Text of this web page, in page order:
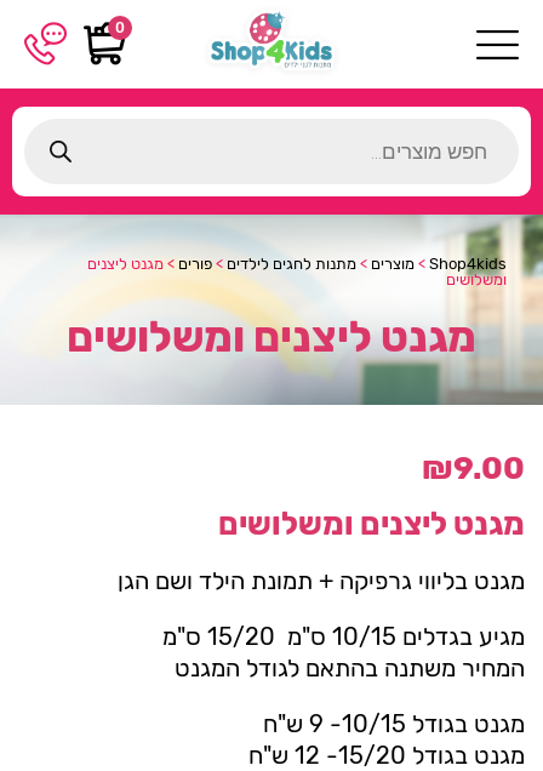
0
search
Shop4kids
> מוצרים > מתנות לחגים לילדים > פורים > מגנט ליצנים
ומשלושים
מגנט ליצנים ומשלושים
₪9.00
מגנט ליצנים ומשלושים
מגנט בליווי גרפיקה + תמונת הילד ושם הגן
מגיע בגדלים 10/15 ס"מ 15/20 ס"מ
המחיר משתנה בהתאם לגודל המגנט
מגנט בגודל 10/15- 9 ש"ח
מגנט בגודל 15/20- 12 ש"ח